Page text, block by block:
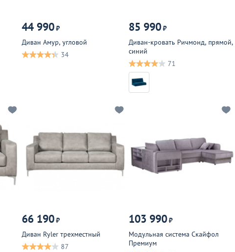
44 990₽
Диван Амур, угловой
34
85 990₽
Диван-кровать Ричмонд, прямой,
синий
71
66 190₽
Диван Ryler трехместный
87
103 990₽
Модульная система Скайфол
Премиум